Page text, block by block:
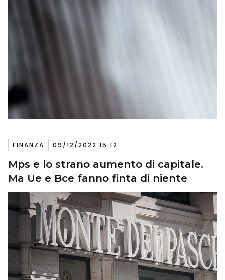
FINANZA 09/12/2022 15:12
Mps e lo strano aumento di capitale.
Ma Ue e Bce fanno finta di niente